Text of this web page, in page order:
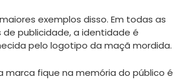
exemplos disso. Em todas as
de publicidade, a identidade é
pelo logotipo da maçã mordida.
marca fique na memória do público é